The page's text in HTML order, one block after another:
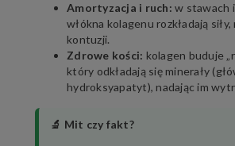
Amortyzacja i ruch: w stawach
włókna kolagenu rozkładają
kontuzji.
Zdrowe kości: kolagen buduje
który odkładają się minerały
hydroksyapatyt), nadając im
🔬 Mit czy fakt?